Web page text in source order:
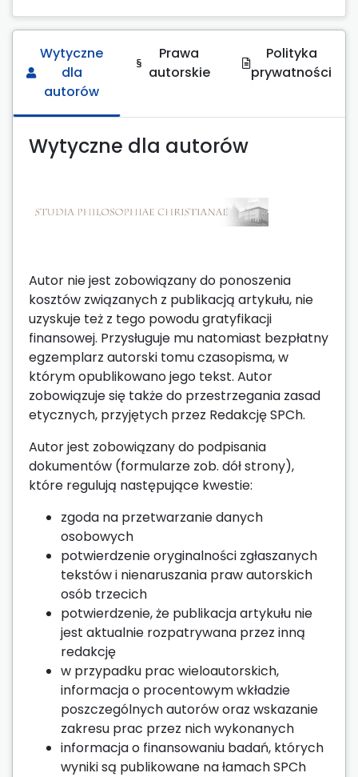
Wytyczne
dla
autorów
Prawa
autorskie
Polityka
prywatności
Wytyczne dla autorów
Autor nie jest zobowiązany do ponoszenia
kosztów związanych z publikacją artykułu, nie
uzyskuje też z tego powodu gratyfikacji
finansowej. Przysługuje mu natomiast bezpłatny
egzemplarz autorski tomu czasopisma, w
którym opublikowano jego tekst. Autor
zobowiązuje się także do przestrzegania zasad
etycznych, przyjętych przez Redakcję SPCh.
Autor jest zobowiązany do podpisania
dokumentów (formularze zob. dół strony),
które regulują następujące kwestie:
zgoda na przetwarzanie danych
osobowych
potwierdzenie oryginalności zgłaszanych
tekstów i nienaruszania praw autorskich
osób trzecich
potwierdzenie, że publikacja artykułu nie
jest aktualnie rozpatrywana przez inną
redakcję
w przypadku prac wieloautorskich,
informacja o procentowym wkładzie
poszczególnych autorów oraz wskazanie
zakresu prac przez nich wykonanych
informacja o finansowaniu badań, których
wyniki są publikowane na łamach SPCh